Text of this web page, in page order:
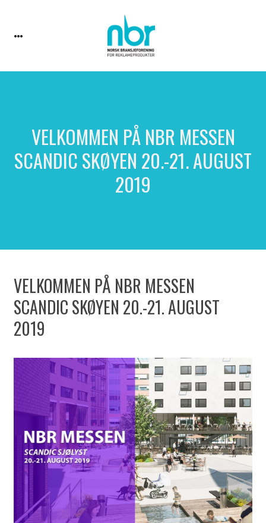
VELKOMMEN PÅ NBR MESSEN
SCANDIC SKØYEN 20.-21. AUGUST
2019
VELKOMMEN PÅ NBR MESSEN
SCANDIC SKØYEN 20.-21. AUGUST
2019